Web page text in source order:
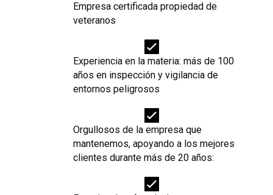
Empresa certificada propiedad de
veteranos
Experiencia en la materia: más de 100
años en inspección y vigilancia de
entornos peligrosos
Orgullosos de la empresa que
mantenemos, apoyando a los mejores
clientes durante más de 20 años: